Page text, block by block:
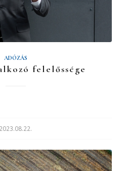
ADÓZÁS
felelőssége
2023.08.22.